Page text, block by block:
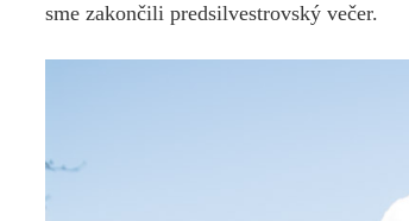
sme zakončili predsilvestrovský večer.